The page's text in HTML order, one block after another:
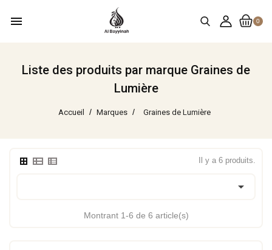
0
menu
Liste des produits par marque Graines de
Lumière
Accueil Marques Graines de Lumière
Il y a 6 produits.

Montrant 1-6 de 6 article(s)